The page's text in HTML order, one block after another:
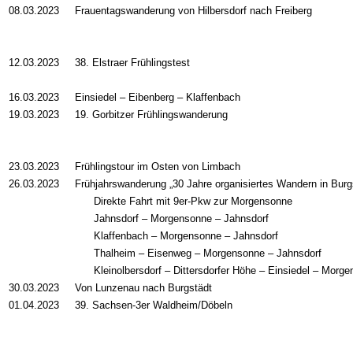
08.03.2023
Frauentagswanderung von Hilbersdorf nach Freiberg
12.03.2023 38. Elstraer Frühlingstest
16.03.2023
Einsiedel – Eibenberg – Klaffenbach
19.03.2023
19. Gorbitzer Frühlingswanderung
23.03.2023
Frühlingstour im Osten von Limbach
26.03.2023
Frühjahrswanderung „30 Jahre organisiertes Wandern in
Direkte Fahrt mit 9er-Pkw zur Morgensonne
Jahnsdorf – Morgensonne – Jahnsdorf
Klaffenbach – Morgensonne – Jahnsdorf
Thalheim – Eisenweg – Morgensonne – Jahnsdorf
Kleinolbersdorf – Dittersdorfer Höhe –Einsiedel –
30.03.2023
Von Lunzenau nach Burgstädt
01.04.2023
39. Sachsen-3er Waldheim/Döbeln